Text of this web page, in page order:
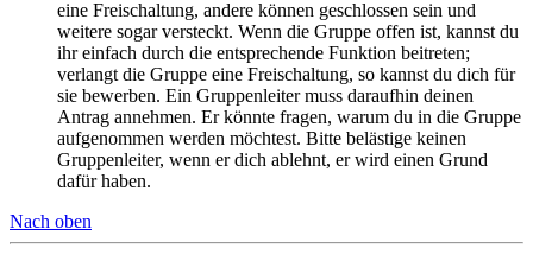
eine Freischaltung, andere können geschlossen sein und
weitere sogar versteckt. Wenn die Gruppe offen ist, kannst du
ihr einfach durch die entsprechende Funktion beitreten;
verlangt die Gruppe eine Freischaltung, so kannst du dich für
sie bewerben. Ein Gruppenleiter muss daraufhin deinen
Antrag annehmen. Er könnte fragen, warum du in die Gruppe
aufgenommen werden möchtest. Bitte belästige keinen
Gruppenleiter, wenn er dich ablehnt, er wird einen Grund
dafür haben.
Nach oben